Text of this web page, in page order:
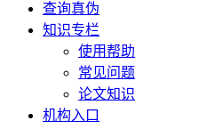
查询真伪
知识专栏
使用帮助
常见问题
论文知识
机构入口